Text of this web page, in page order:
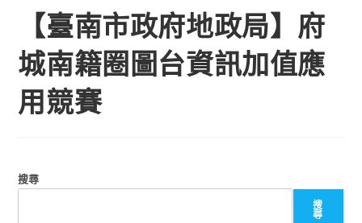
【臺南市政府地政局】府
城南籍圈圖台資訊加值應
用競賽
搜尋
搜
尋